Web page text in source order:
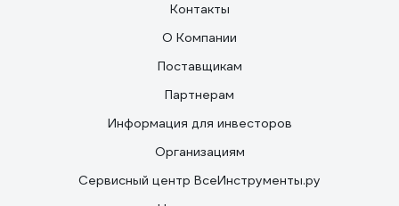
Контакты
О Компании
Поставщикам
Партнерам
Информация для инвесторов
Организациям
Сервисный центр ВсеИнструменты.ру